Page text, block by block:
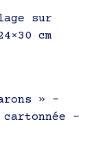
sur
cm
» –
–